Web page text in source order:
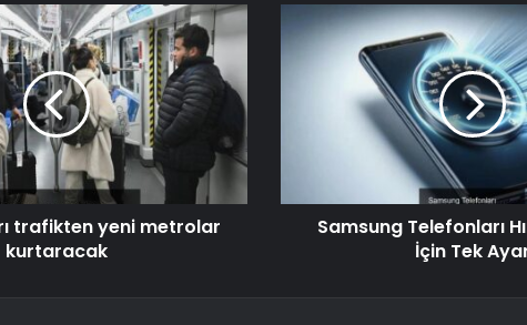
trafikten yeni metrolar
kurtaracak
Samsung Telefonları
İçin Tek